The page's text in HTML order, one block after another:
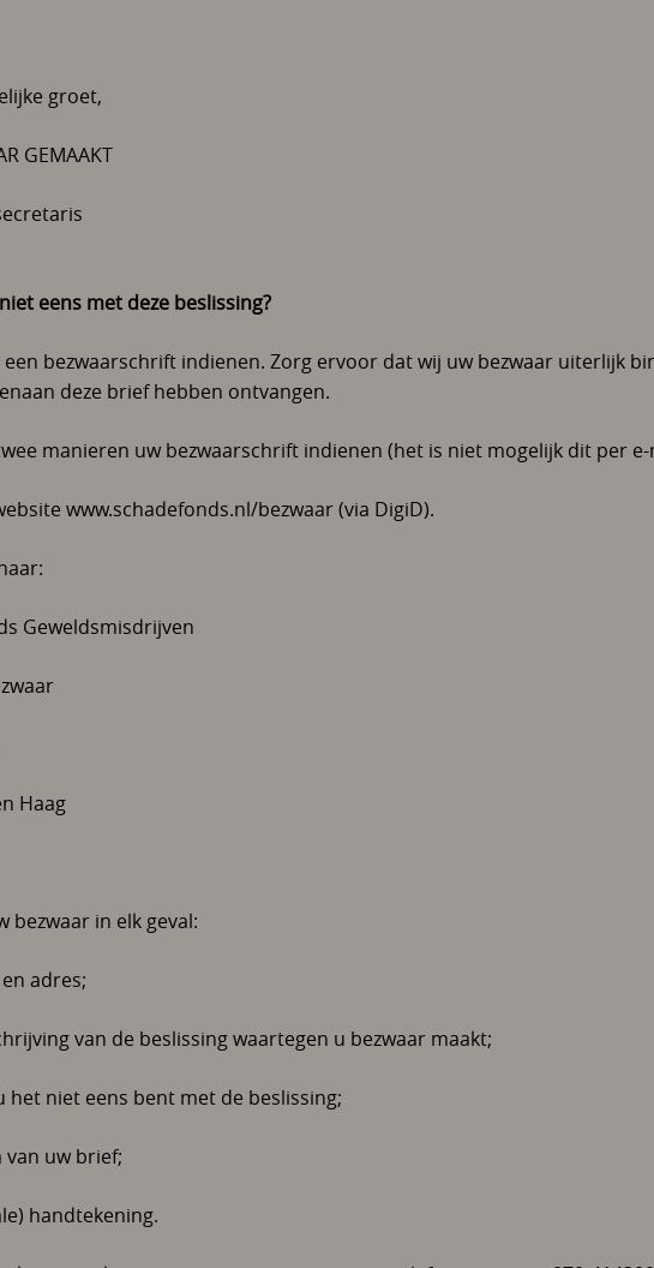
groet,
GEMAAKT
eens met deze beslissing?
bezwaarschrift indienen. Zorg ervoor dat wij uw bezwaar uiterlijk
deze brief hebben ontvangen.
manieren uw bezwaarschrift indienen (het is niet mogelijk dit per
www.schadefonds.nl/bezwaar (via DigiD).
Geweldsmisdrijven
Haag
bezwaar in elk geval:
adres;
van de beslissing waartegen u bezwaar maakt;
het niet eens bent met de beslissing;
van uw brief;
handtekening.